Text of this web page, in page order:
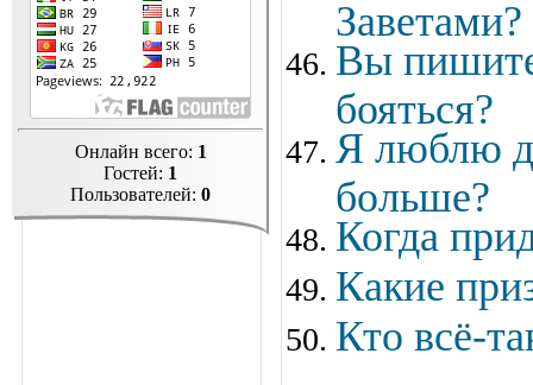
Онлайн всего: 1
Гостей: 1
Пользователей: 0
Заветами?
Вы
бояться?
Я люблю
больше?
Когда
Какие
Кто всё-